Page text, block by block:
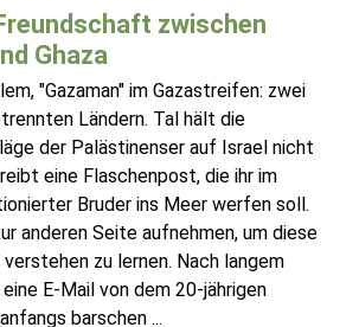
zwischen
Ghaza
"Gazaman" im Gazastreifen: zwei
Ländern. Tal hält die
der Palästinenser auf Israel nicht
eine Flaschenpost, die ihr im
Bruder ins Meer werfen soll.
anderen Seite aufnehmen, um diese
verstehen zu lernen. Nach langem
E-Mail von dem 20-jährigen
barschen ...